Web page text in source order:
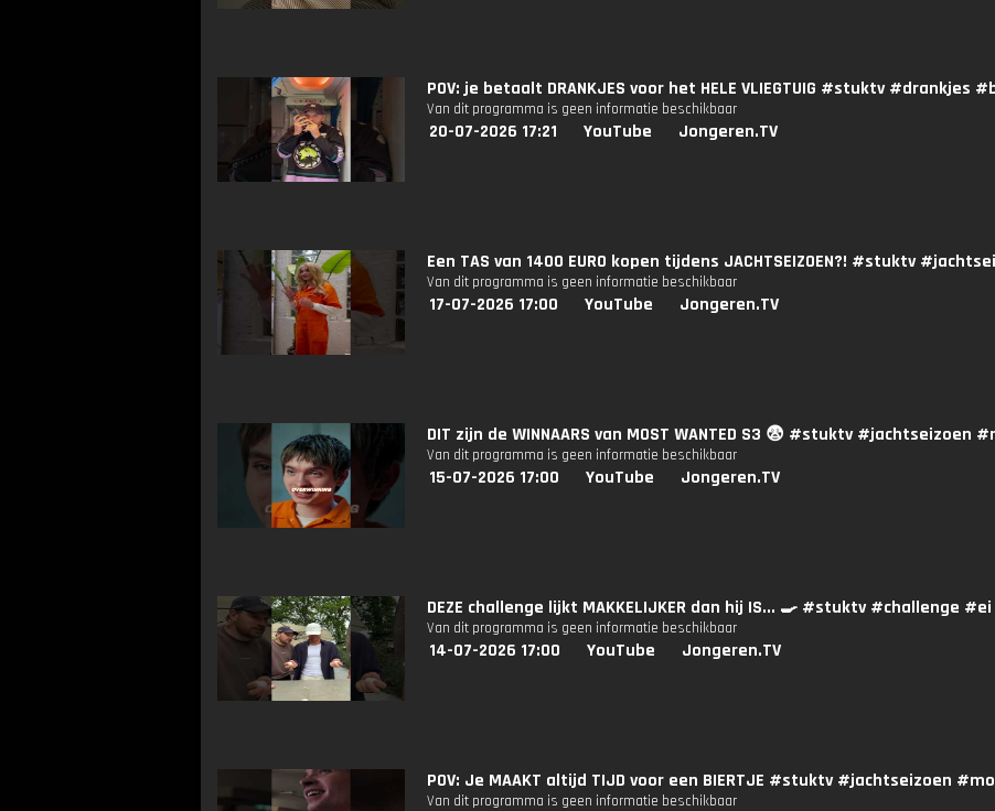
POV: je betaalt DRANKJES voor het HELE VLIEGTUIG #stuktv
Van dit programma is geen informatie beschikbaar
20-07-2026 17:21 YouTube Jongeren.TV
Een TAS van 1400 EURO kopen tijdens JACHTSEIZOEN?! #stuktv
Van dit programma is geen informatie beschikbaar
17-07-2026 17:00 YouTube Jongeren.TV
DIT zijn de WINNAARS van MOST WANTED S3 😨 #stuktv
Van dit programma is geen informatie beschikbaar
15-07-2026 17:00 YouTube Jongeren.TV
DEZE challenge lijkt MAKKELIJKER dan hij IS... 🍳 #stuktv #challenge
Van dit programma is geen informatie beschikbaar
14-07-2026 17:00 YouTube Jongeren.TV
POV: Je MAAKT altijd TIJD voor een BIERTJE #stuktv #jachtseizoen
Van dit programma is geen informatie beschikbaar